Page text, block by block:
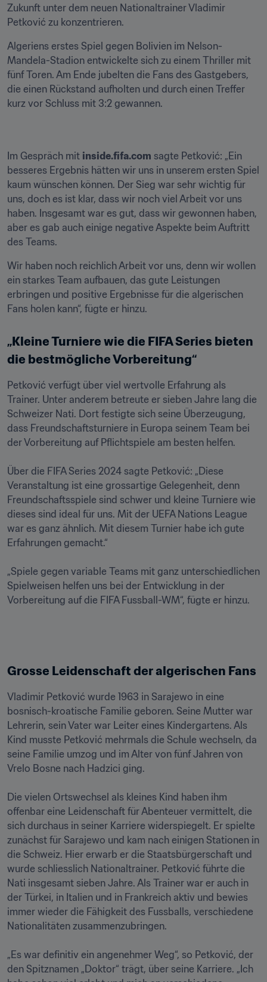
Zukunft unter dem neuen Nationaltrainer Vladimir
Petković zu konzentrieren.
Algeriens erstes Spiel gegen Bolivien im Nelson-
Mandela-Stadion entwickelte sich zu einem Thriller mit
fünf Toren. Am Ende jubelten die Fans des Gastgebers,
die einen Rückstand aufholten und durch einen Treffer
kurz vor Schluss mit 3:2 gewannen.
Im Gespräch mit inside.fifa.com sagte Petković: „Ein
besseres Ergebnis hätten wir uns in unserem ersten Spiel
kaum wünschen können. Der Sieg war sehr wichtig für
uns, doch es ist klar, dass wir noch viel Arbeit vor uns
haben. Insgesamt war es gut, dass wir gewonnen haben,
aber es gab auch einige negative Aspekte beim Auftritt
des Teams.
Wir haben noch reichlich Arbeit vor uns, denn wir wollen
ein starkes Team aufbauen, das gute Leistungen
erbringen und positive Ergebnisse für die algerischen
Fans holen kann“, fügte er hinzu.
„Kleine Turniere wie die FIFA Series bieten
die bestmögliche Vorbereitung“
Petković verfügt über viel wertvolle Erfahrung als
Trainer. Unter anderem betreute er sieben Jahre lang die
Schweizer Nati. Dort festigte sich seine Überzeugung,
dass Freundschaftsturniere in Europa seinem Team bei
der Vorbereitung auf Pflichtspiele am besten helfen.
Über die FIFA Series 2024 sagte Petković: „Diese
Veranstaltung ist eine grossartige Gelegenheit, denn
Freundschaftsspiele sind schwer und kleine Turniere wie
dieses sind ideal für uns. Mit der UEFA Nations League
war es ganz ähnlich. Mit diesem Turnier habe ich gute
Erfahrungen gemacht.“
„Spiele gegen variable Teams mit ganz unterschiedlichen
Spielweisen helfen uns bei der Entwicklung in der
Vladimir Petković wurde 1963 in Sarajewo in eine
bosnisch-kroatische Familie geboren. Seine Mutter war
Lehrerin, sein Vater war Leiter eines Kindergartens. Als
Kind musste Petković mehrmals die Schule wechseln, da
seine Familie umzog und im Alter von fünf Jahren von
Vrelo Bosne nach Hadzici ging.
Die vielen Ortswechsel als kleines Kind haben ihm
offenbar eine Leidenschaft für Abenteuer vermittelt, die
sich durchaus in seiner Karriere widerspiegelt. Er spielte
zunächst für Sarajewo und kam nach einigen Stationen in
die Schweiz. Hier erwarb er die Staatsbürgerschaft und
wurde schliesslich Nationaltrainer. Petković führte die
Nati insgesamt sieben Jahre. Als Trainer war er auch in
der Türkei, in Italien und in Frankreich aktiv und bewies
immer wieder die Fähigkeit des Fussballs, verschiedene
Nationalitäten zusammenzubringen.
„Es war definitiv ein angenehmer Weg“, so Petković, der
den Spitznamen „Doktor“ trägt, über seine Karriere. „Ich